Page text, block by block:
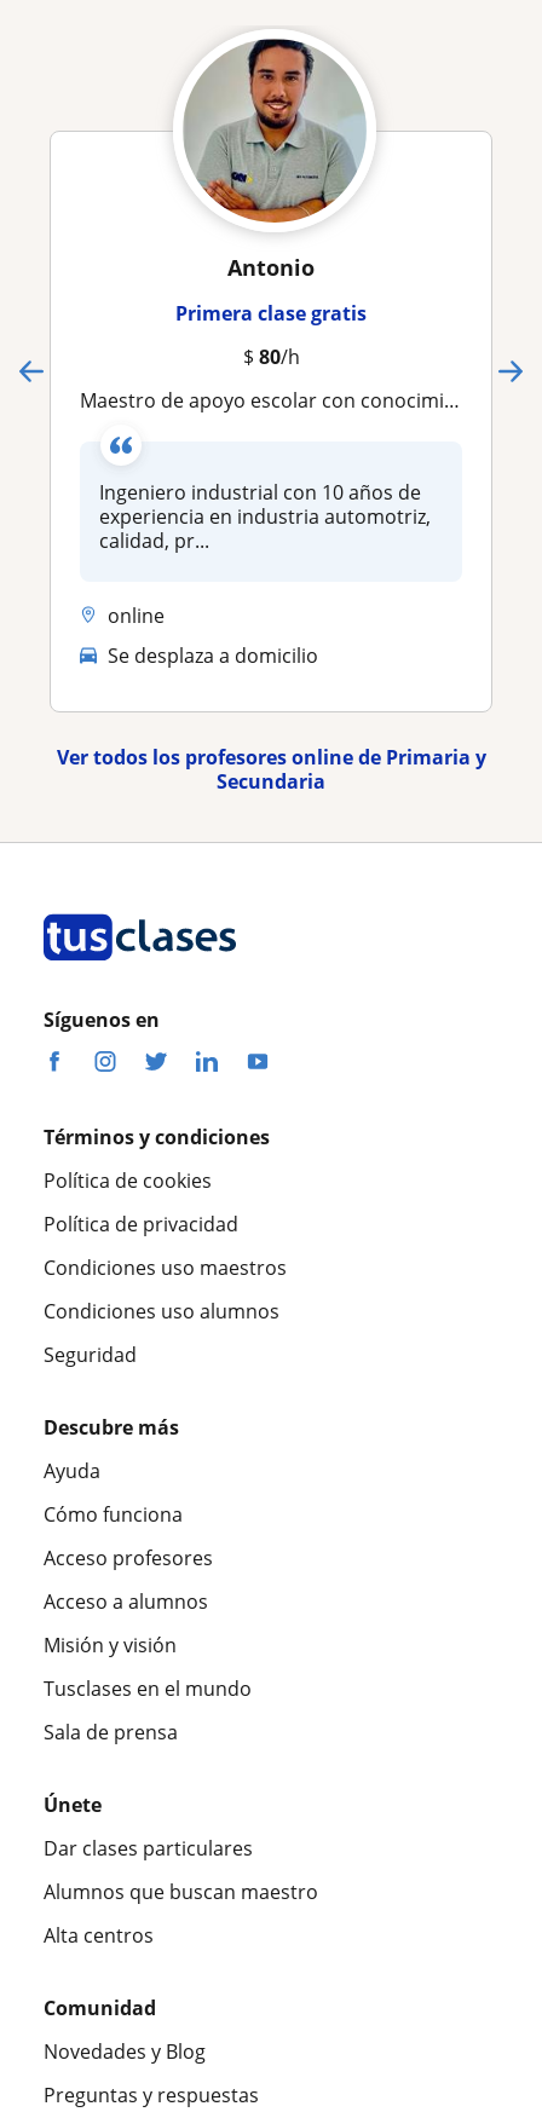
Antonio
Primera clase gratis
$ 80/h
Maestro de apoyo escolar con conocimiento empresarial e ingeniería
Ingeniero industrial con 10 años de
experiencia en industria automotriz,
calidad, pr...
online
Se desplaza a domicilio
Ver todos los profesores online de Primaria y
Secundaria
Síguenos en
Términos y condiciones
Política de cookies
Política de privacidad
Condiciones uso maestros
Condiciones uso alumnos
Seguridad
Descubre más
Ayuda
Cómo funciona
Acceso profesores
Acceso a alumnos
Misión y visión
Tusclases en el mundo
Sala de prensa
Únete
Dar clases particulares
Alumnos que buscan maestro
Alta centros
Comunidad
Novedades y Blog
Preguntas y respuestas